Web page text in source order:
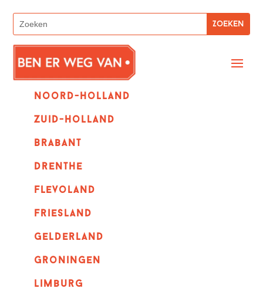
Noord-holland
zuid-holland
Brabant
Drenthe
Flevoland
Friesland
Gelderland
Groningen
Limburg